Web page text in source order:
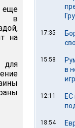
еще
в
на
для
17:35
15:58
в
игр
12:11
ЕС
18:54